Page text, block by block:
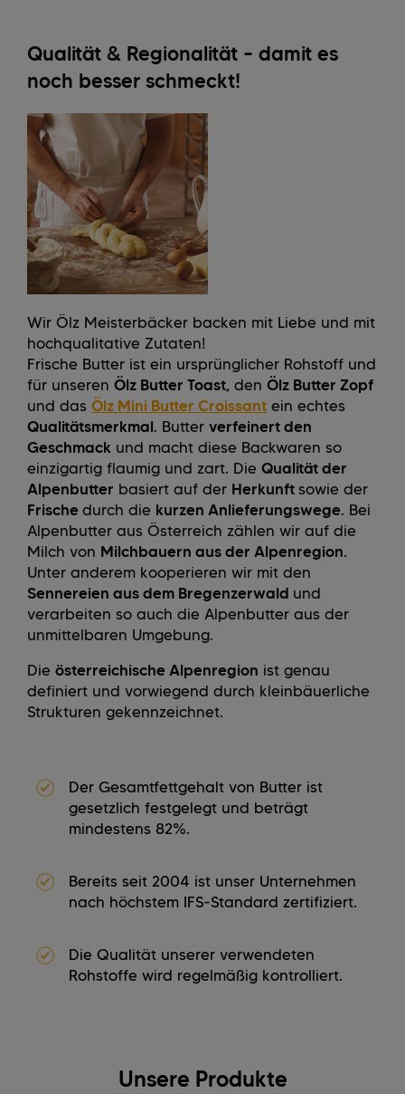
Qualität & Regionalität – damit es
noch besser schmeckt! ​
Wir Ölz Meisterbäcker backen mit Liebe und mit
hochqualitative Zutaten!
Frische Butter ist ein ursprünglicher Rohstoff und
für unseren Ölz Butter Toast, den Ölz Butter Zopf
und das Ölz Mini Butter Croissant ein echtes
Qualitätsmerkmal. Butter verfeinert den
Geschmack und macht diese Backwaren so
einzigartig flaumig und zart. Die Qualität der
Alpenbutter basiert auf der Herkunft sowie der
Frische durch die kurzen Anlieferungswege. Bei
Alpenbutter aus Österreich zählen wir auf die
Milch von Milchbauern aus der Alpenregion.
Unter anderem kooperieren wir mit den
Sennereien aus dem Bregenzerwald und
verarbeiten so auch die Alpenbutter aus der
unmittelbaren Umgebung.
Die österreichische Alpenregion ist genau
definiert und vorwiegend durch kleinbäuerliche
Strukturen gekennzeichnet.
Der Gesamtfettgehalt von Butter ist
gesetzlich festgelegt und beträgt
mindestens 82%.
Bereits seit 2004 ist unser Unternehmen
nach höchstem IFS-Standard zertifiziert.
Die Qualität unserer verwendeten
Rohstoffe wird regelmäßig kontrolliert.
Unsere Produkte